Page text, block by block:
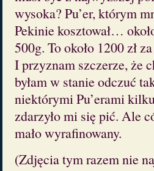
wysoka? Pu’er, którym
Pekinie kosztował…
500g. To około 1200 zł
I przyznam szczerze, że
byłam w stanie odczuć
niektórymi Pu’erami
zdarzyło mi się pić. Ale
mało wyrafinowany.
(Zdjęcia tym razem nie